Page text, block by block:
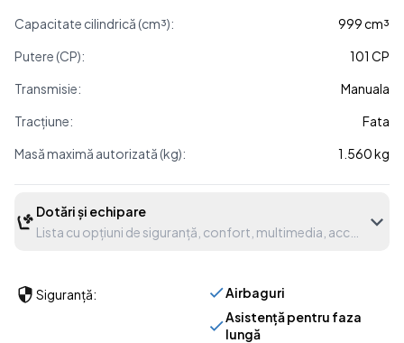
Capacitate cilindrică (cm³):
999 cm³
Putere (CP):
101 CP
Transmisie:
Manuala
Tracțiune:
Fata
Masă maximă autorizată (kg):
1.560 kg
Dotări și echipare
Lista cu opțiuni de siguranță, confort, multimedia, accesorii
Siguranță:
Airbaguri
Asistență pentru faza
lungă